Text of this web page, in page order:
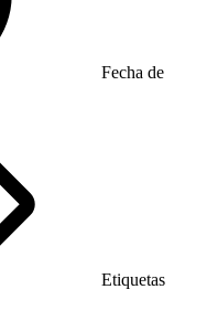
Fecha de
Etiquetas